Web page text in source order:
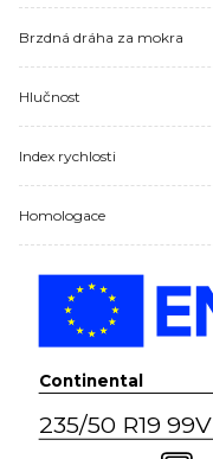
Brzdná dráha za mokra
Hlučnost
Index rychlosti
Homologace
Continental
235/50 R19 99V